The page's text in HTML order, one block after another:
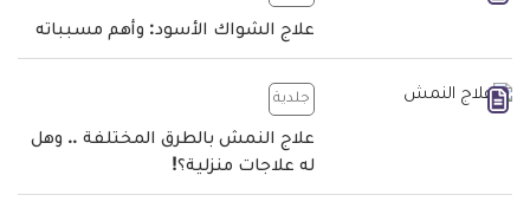
علاج الشواك الأسود: وأهم مسبباته
جلدية
علاج النمش بالطرق المختلفة .. وهل
له علاجات منزلية؟!